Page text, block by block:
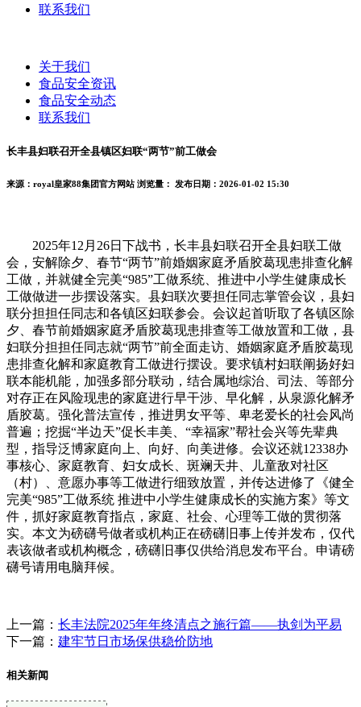
联系我们
关于我们
食品安全资讯
食品安全动态
联系我们
长丰县妇联召开全县镇区妇联“两节”前工做会
来源：royal皇家88集团官方网站 浏览量： 发布日期：2026-01-02 15:30
2025年12月26日下战书，长丰县妇联召开全县妇联工做
会，安解除夕、春节“两节”前婚姻家庭矛盾胶葛现患排查化解
工做，并就健全完美“985”工做系统、推进中小学生健康成长
工做做进一步摆设落实。县妇联次要担任同志掌管会议，县妇
联分担担任同志和各镇区妇联参会。会议起首听取了各镇区除
夕、春节前婚姻家庭矛盾胶葛现患排查等工做放置和工做，县
妇联分担担任同志就“两节”前全面走访、婚姻家庭矛盾胶葛现
患排查化解和家庭教育工做进行摆设。要求镇村妇联阐扬好妇
联本能机能，加强多部分联动，结合属地综治、司法、等部分
对存正在风险现患的家庭进行早干涉、早化解，从泉源化解矛
盾胶葛。强化普法宣传，推进男女平等、卑老爱长的社会风尚
普遍；挖掘“半边天”促长丰美、“幸福家”帮社会兴等先辈典
型，指导泛博家庭向上、向好、向美进修。会议还就12338办
事核心、家庭教育、妇女成长、斑斓天井、儿童敌对社区
（村）、意愿办事等工做进行细致放置，并传达进修了《健全
完美“985”工做系统 推进中小学生健康成长的实施方案》等文
件，抓好家庭教育指点，家庭、社会、心理等工做的贯彻落
实。本文为磅礴号做者或机构正在磅礴旧事上传并发布，仅代
表该做者或机构概念，磅礴旧事仅供给消息发布平台。申请磅
礴号请用电脑拜候。
上一篇： 长丰法院2025年年终清点之施行篇——执剑为平易
下一篇： 建牢节日市场保供稳价防地
相关新闻